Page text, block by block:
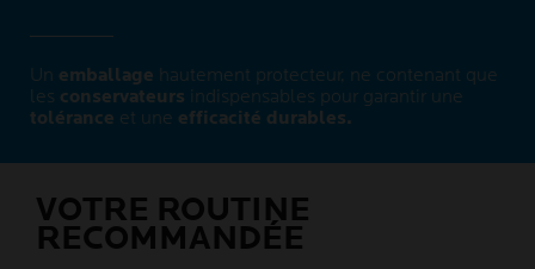
Un emballage hautement protecteur, ne contenant que
les conservateurs indispensables pour garantir une
tolérance et une efficacité durables.
VOTRE ROUTINE
RECOMMANDÉE